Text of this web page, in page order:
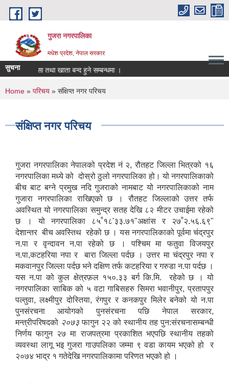
Skip to main content
गुजरा नगरपालिका
मधेश प्रदेश, नेपाल सरकार
सुचना
निकासा तथा खाता बन्द हुने सम्बन्धमा ।
You are here
Home » परिचय » संक्षिप्त नगर परिचय
संक्षिप्त नगर परिचय
गुजरा नगरपालिका नेपालको प्रदेश नं २, रौतहट जिल्ला भित्रको १६
नगरपालिका मध्ये को दोस्रो ठुलो नगरपालिका हो। यो नगरपालिकाको
बीच बाट बग्ने प्रमुख नदि गुजराको नामबाट यो नगरपालिकाको नाम
गुजारा नगरपालिका राखिएको छ । रौतहट जिल्लाको उत्तर तर्फ
अवस्थित यो नगरपालिका समुन्द्र सतह देखि ८२ मीटर उचाईमा रहेको
छ । यो नगरपालिका ८५ﹾ१८'३३.७१"अक्षांस र २७ﹾ२.५६.६९"
देशान्तर बीच अवस्तिथ रहेको छ । यस नगरपालिकाको पूर्वमा चंद्रपुर
न.पा र वृन्दावन न.पा रहेको छ । पश्चिम मा फतुवा विजयपुर
न.पा,कटहरिया नपा र बारा जिल्ला पर्दछ । उत्तर मा चंद्रपुर नपा र
मकवानपुर जिल्ला पर्दछ भने दक्षिण तर्फ कटहरिया र गरुडा न.पा पर्दछ ।
यस न.पा को कुल क्षेत्रफ़ल १५०.३३ बर्ग कि.मि. रहेको छ । यो
नगरपालिका साबिक को ५ वटा गाबिसहरु सिमरा भवानीपुर, प्रतापपुर
पल्तुवा, लक्ष्मीपुर दोस्तिया, रंगपुर‌ र कनकपुर मिलेर बनेको यो न.पा
पुनसंरचना आयोगको पुनसंरचना पछि नेपाल सरकार,
मन्त्रीपरिषदको २०७३ फागुन २२ को स्थानीय तह पुन:संरचनासम्बन्धी
निर्णय फागुन २७ मा राजपत्रमा प्रकाशित भएपछि स्थानीय तहको
व्यवस्था लागू भइ गुजरा गाउपलिका जम्मा ९ वडा कायम भएको हो र
२०७४ भाद्र १ गतेदेखि नगरपालिकामा परिणत भएको हो ।